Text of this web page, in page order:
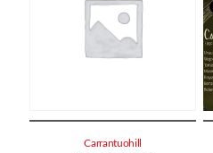
Carrantuohill